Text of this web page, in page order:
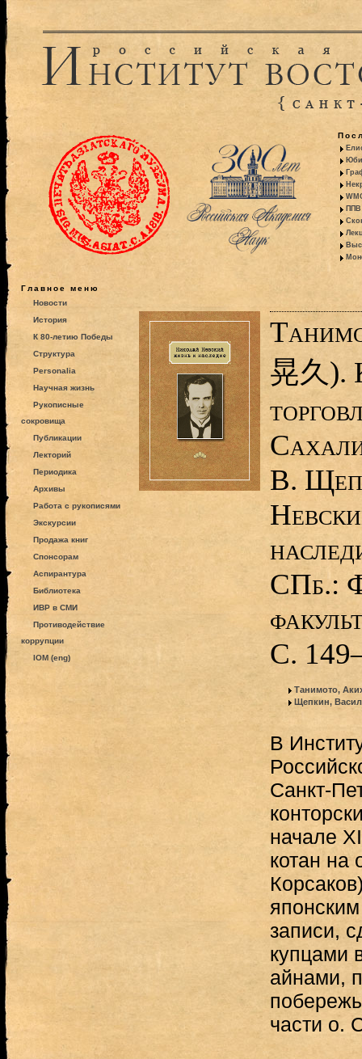
ППВ
Главное меню
Новости
История
К 80-летию Победы
Структура
Personalia
Научная жизнь
Рукописные
сокровища
Публикации
Лекторий
Периодика
Архивы
Работа с рукописями
Экскурсии
Продажа книг
Спонсорам
Аспирантура
Библиотека
ИВР в СМИ
Противодействие
коррупции
IOM (eng)
晃久).
В.
СПб.:
С.
Танимото,
Щепкин,
В
Санкт-
начале
котан на
записи,
купцами
айнами,
части о.